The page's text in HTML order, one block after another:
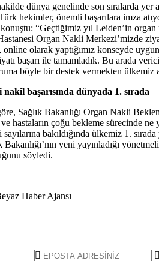
dünya genelinde son sıralarda yer
hekimler, önemli başarılara imza
“Geçtiğimiz yıl Leiden’in
Organ Nakli Merkezi’mizde
online olarak yaptığımız konseyde
başarı ile tamamladık. Bu arada
böyle bir destek vermekten ülkemiz
başarısında dünyada 1. sırada
Sağlık Bakanlığı Organ Nakli
hastaların çoğu bekleme sürecinde
bakıldığında ülkemiz 1.
yeni yayınladığı
söyledi.
Haber Ajansı